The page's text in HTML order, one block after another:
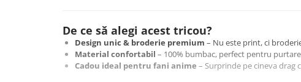
De ce să alegi acest tricou?
Design unic & broderie premium – Nu este print, ci
Material confortabil – 100% bumbac, perfect pentru
Cadou ideal pentru fani anime – Surprinde pe cineva drag